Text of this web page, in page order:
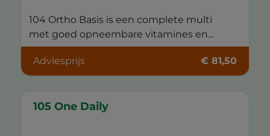
104 Ortho Basis is een complete multi
met goed opneembare vitamines en...
Adviesprijs € 81,50
105 One Daily